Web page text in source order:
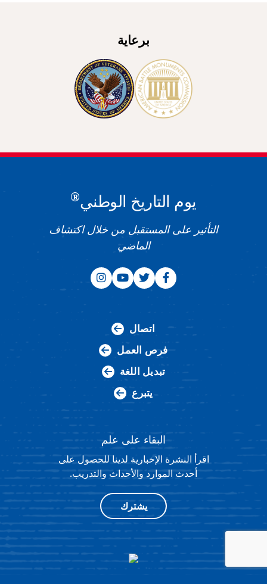
برعاية
يوم التاريخ الوطني®
التأثير على المستقبل من خلال اكتشاف
الماضي
اتصال
فرص العمل
تبديل اللغة
يتبرع
البقاء على علم
اقرأ النشرة الإخبارية لدينا للحصول على
أحدث الموارد والأحداث والتدريب.
يشترك